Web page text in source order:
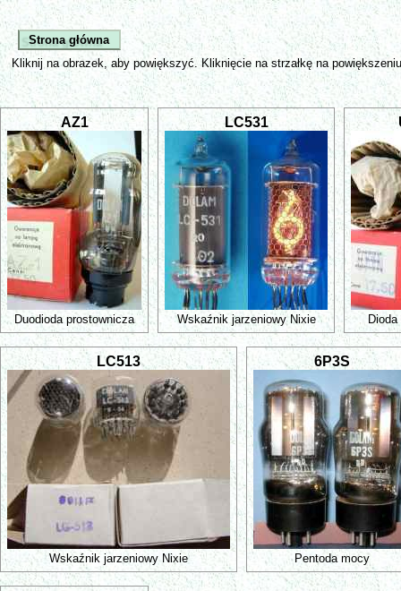
Strona główna
Kliknij na obrazek, aby powiększyć. Kliknięcie na strzałkę na
AZ1
Duodioda prostownicza
LC531
Wskaźnik jarzeniowy Nixie
LC513
Wskaźnik jarzeniowy Nixie
6P3S
Pentoda mocy